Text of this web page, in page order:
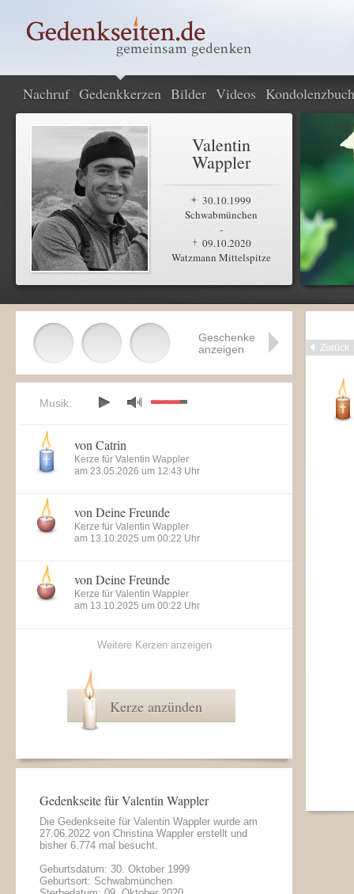
Nachruf Gedenkkerzen Bilder Videos Kondolenzbuch
Valentin
Wappler
30.10.1999
Schwabmünchen
-
09.10.2020
Watzmann Mittelspitze
Zurück
Geschenke
anzeigen
Musik:
von Catrin
Kerze für Valentin Wappler
am 23.05.2026 um 12:43 Uhr
von Deine Freunde
Kerze für Valentin Wappler
am 13.10.2025 um 00:22 Uhr
von Deine Freunde
Kerze für Valentin Wappler
am 13.10.2025 um 00:22 Uhr
Weitere Kerzen anzeigen
Kerze anzünden
Gedenkseite für Valentin Wappler
Die Gedenkseite für Valentin Wappler wurde am
27.06.2022 von Christina Wappler erstellt und
bisher 6.774 mal besucht.
Geburtsdatum: 30. Oktober 1999
Geburtsort: Schwabmünchen